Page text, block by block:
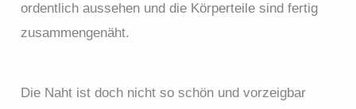
ordentlich aussehen und die Körperteile sind fertig
zusammengenäht.
Die Naht ist doch nicht so schön und vorzeigbar